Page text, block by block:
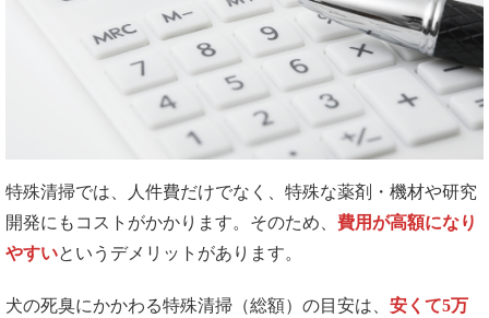
特殊清掃では、人件費だけでなく、特殊な薬剤・機材や研究
開発にもコストがかかります。そのため、 費用が高額になり
やすいというデメリットがあります。
犬の死臭にかかわる特殊清掃（総額）の目安は、 安くて5万